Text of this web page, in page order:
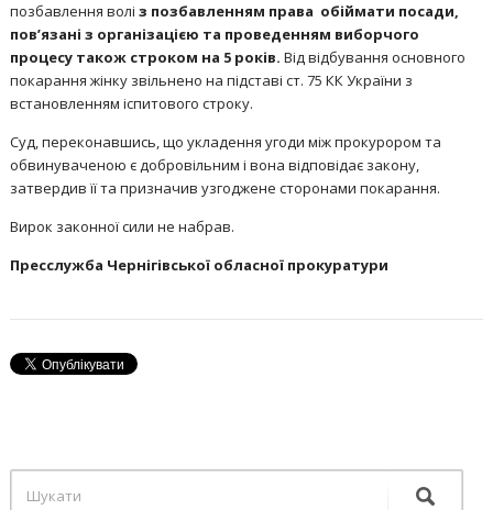
позбавлення волі з позбавленням права обіймати посади,
пов’язані з організацією та проведенням виборчого
процесу також строком на 5 років. Від відбування основного
покарання жінку звільнено на підставі ст. 75 КК України з
встановленням іспитового строку.
Суд, переконавшись, що укладення угоди між прокурором та
обвинуваченою є добровільним і вона відповідає закону,
затвердив її та призначив узгоджене сторонами покарання.
Вирок законної сили не набрав.
Пресслужба Чернігівської обласної прокуратури